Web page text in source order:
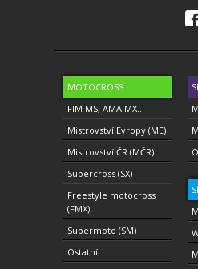
MOTOCROSS
FIM MS, AMA MX...
Mistrovství Evropy (ME)
Mistrovství ČR (MČR)
Supercross (SX)
Freestyle motocross
(FMX)
Supermoto (SM)
Ostatní